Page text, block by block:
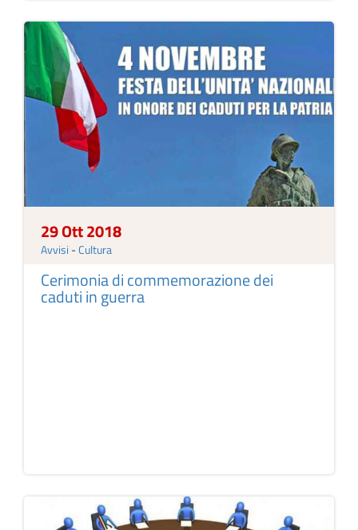
29 Ott 2018
Avvisi -Cultura
Cerimonia di commemorazione dei
caduti in guerra